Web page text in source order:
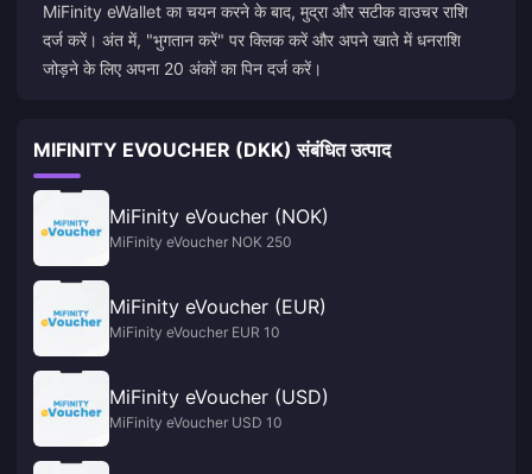
MiFinity eWallet का चयन करने के बाद, मुद्रा और सटीक वाउचर राशि
दर्ज करें। अंत में, "भुगतान करें" पर क्लिक करें और अपने खाते में धनराशि
जोड़ने के लिए अपना 20 अंकों का पिन दर्ज करें।
MIFINITY EVOUCHER (DKK) संबंधित उत्पाद
MiFinity eVoucher (NOK)
MiFinity eVoucher NOK 250
MiFinity eVoucher (EUR)
MiFinity eVoucher EUR 10
MiFinity eVoucher (USD)
MiFinity eVoucher USD 10